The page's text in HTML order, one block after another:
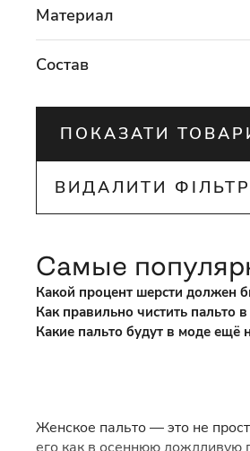
Материал
Состав
ПОКАЗАТИ
ВИДАЛИТИ
Самые
Какой процент шерсти должен
Как правильно чистить пальто
Какие пальто будут в моде ещё
Женское пальто — это не